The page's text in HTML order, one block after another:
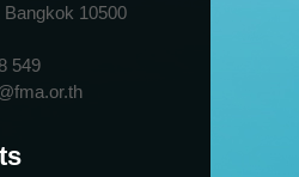
10500
549